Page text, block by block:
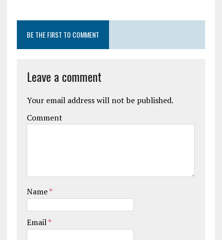
BE THE FIRST TO COMMENT
Leave a comment
Your email address will not be published.
Comment
Name*
Email*